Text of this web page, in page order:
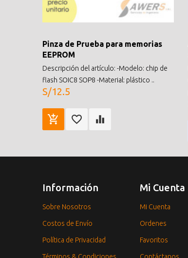
Pinza de Prueba para memorias
EEPROM
Descripción del artículo: -Modelo: chip de
flash SOIC8 SOP8 -Material: plástico ..
S/12.5
Información
Sobre Nosotros
Costos de Envío
Política de Privacidad
Mi Cuenta
Mi Cuenta
Ordenes
Favoritos